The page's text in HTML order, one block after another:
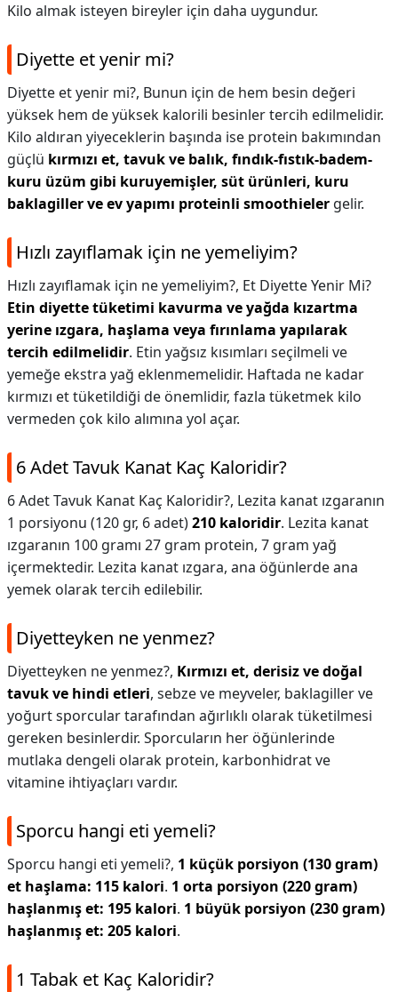
Kilo almak isteyen bireyler için daha uygundur.
Diyette et yenir mi?
Diyette et yenir mi?, Bunun için de hem besin değeri
yüksek hem de yüksek kalorili besinler tercih edilmelidir.
Kilo aldıran yiyeceklerin başında ise protein bakımından
güçlü kırmızı et, tavuk ve balık, fındık-fıstık-badem-
kuru üzüm gibi kuruyemişler, süt ürünleri, kuru
baklagiller ve ev yapımı proteinli smoothieler gelir.
Hızlı zayıflamak için ne yemeliyim?
Hızlı zayıflamak için ne yemeliyim?, Et Diyette Yenir Mi?
Etin diyette tüketimi kavurma ve yağda kızartma
yerine ızgara, haşlama veya fırınlama yapılarak
tercih edilmelidir. Etin yağsız kısımları seçilmeli ve
yemeğe ekstra yağ eklenmemelidir. Haftada ne kadar
kırmızı et tüketildiği de önemlidir, fazla tüketmek kilo
vermeden çok kilo alımına yol açar.
6 Adet Tavuk Kanat Kaç Kaloridir?
6 Adet Tavuk Kanat Kaç Kaloridir?, Lezita kanat ızgaranın
1 porsiyonu (120 gr, 6 adet)210 kaloridir. Lezita kanat
ızgaranın 100 gramı 27 gram protein, 7 gram yağ
içermektedir. Lezita kanat ızgara, ana öğünlerde ana
yemek olarak tercih edilebilir.
Diyetteyken ne yenmez?
Diyetteyken ne yenmez?, Kırmızı et, derisiz ve doğal
tavuk ve hindi etleri, sebze ve meyveler, baklagiller ve
yoğurt sporcular tarafından ağırlıklı olarak tüketilmesi
gereken besinlerdir. Sporcuların her öğünlerinde
mutlaka dengeli olarak protein, karbonhidrat ve
vitamine ihtiyaçları vardır.
Sporcu hangi eti yemeli?
Sporcu hangi eti yemeli?, 1 küçük porsiyon (130 gram)
et haşlama: 115 kalori. 1 orta porsiyon (220 gram)
haşlanmış et: 195 kalori. 1 büyük porsiyon (230 gram)
haşlanmış et: 205 kalori.
1 Tabak et Kaç Kaloridir?